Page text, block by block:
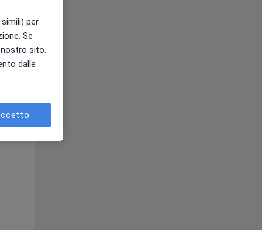
12 Ago
per
Se
sito.
dalle